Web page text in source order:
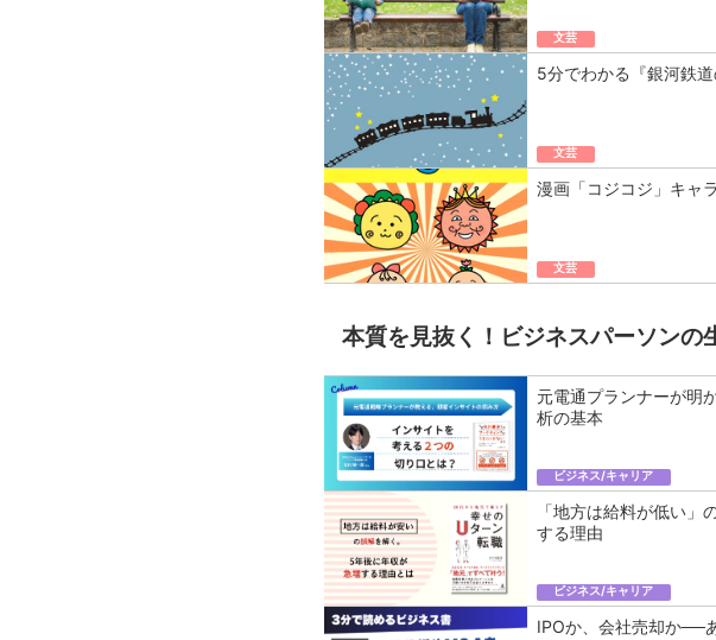
文芸
5分でわかる『銀河鉄
文芸
漫画「コジコジ」キャ
文芸
本質を見抜く！ビジネスパーソンの
元電通プランナーが明
析の基本
ビジネス/キャリア
「地方は給料が低い
する理由
ビジネス/キャリア
IPOか、会社売却か──